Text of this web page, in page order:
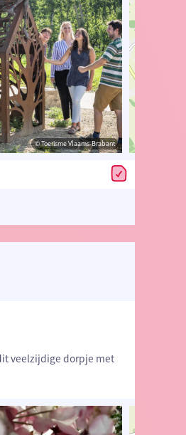
© Toerisme Tielt-Winge
© Toerisme Vlaams-Brabant
veelzijdige dorpje met